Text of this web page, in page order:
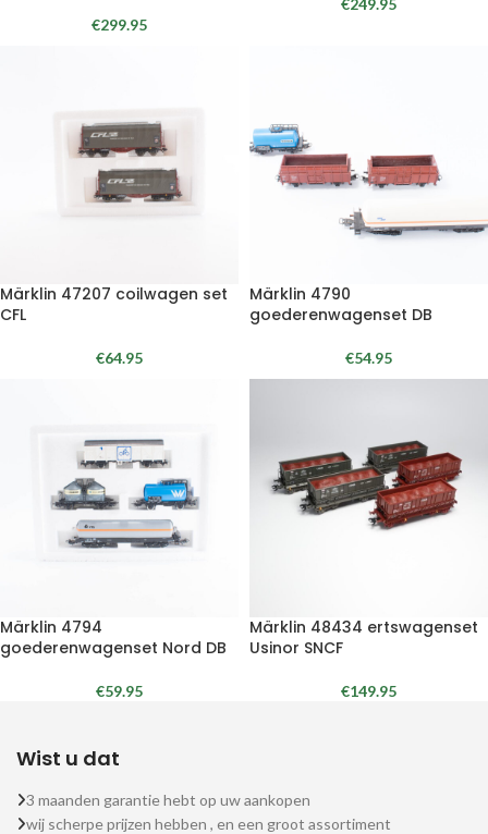
€299.95
€249.95
Märklin 47207 coilwagen set
CFL
€64.95
Märklin 4790
goederenwagenset DB
€54.95
Märklin 4794
goederenwagenset Nord DB
€59.95
Märklin 48434 ertswagenset
Usinor SNCF
€149.95
Wist u dat
3 maanden garantie hebt op uw aankopen
wij scherpe prijzen hebben , en een groot assortiment